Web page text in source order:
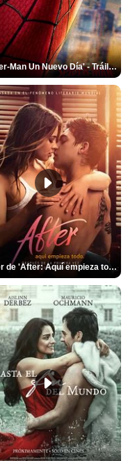
'Spider-Man Un Nuevo Día' - Tráiler oficial subtitulado
Tráiler de 'After: Aquí empieza todo'